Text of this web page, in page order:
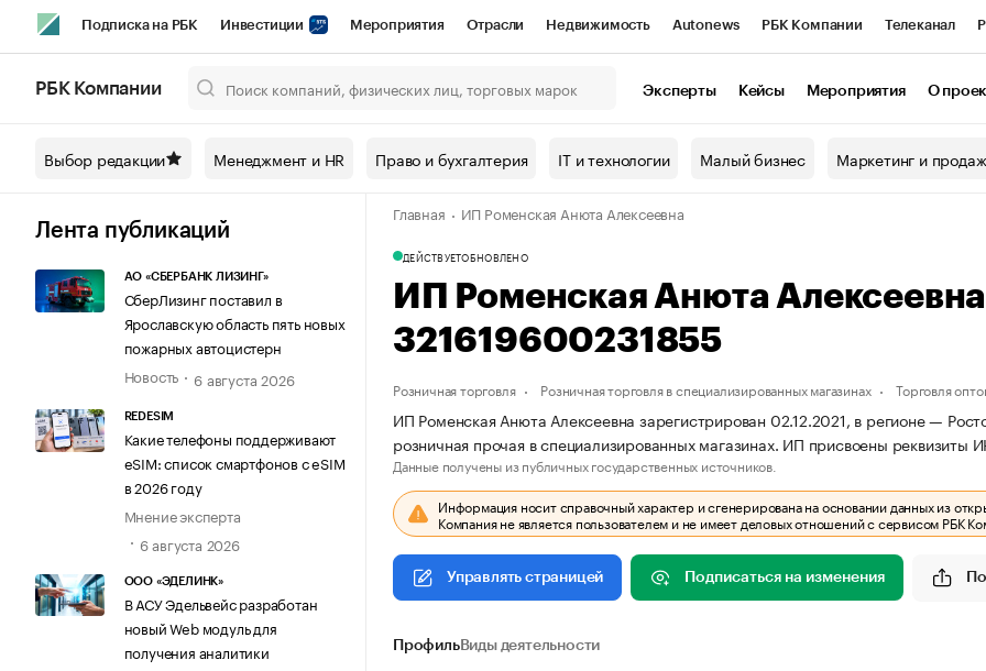
Подписка на РБК Инвестиции Мероприятия Отрасли Недвижимость Autonews РБК Компании Телеканал
Спецпроекты СПб Конференции СПб Спецпроекты Проверка контрагентов
Технологии и медиа Рынок наличной валюты
РБК Компании Эксперты Кейсы Мероприятия О
Выбор редакции Менеджмент и HR Право и бухгалтерия IT и технологии Малый бизнес Маркетинг и
Лента публикаций
АО «СБЕРБАНК ЛИЗИНГ»
СберЛизинг поставил в
Ярославскую область пять новых
пожарных автоцистерн
Новость
6 августа 2026
REDESIM
Какие телефоны поддерживают
eSIM: список смартфонов с eSIM
в 2026 году
Мнение эксперта
6 августа 2026
ООО «ЭДЕЛИНК»
В АСУ Эдельвейс разработан
новый Web модуль для
получения аналитики
Главная ИП Роменская Анюта Алексеевна
ДЕЙСТВУЕТОБНОВЛЕНО
ИП Роменская Анюта
321619600231855
Розничная торговля Розничная торговля в специализированных магазинах Торговля
ИП Роменская Анюта Алексеевна зарегистрирован 02.12.2021, в регионе —
розничная прочая в специализированных магазинах. ИП присвоены
Данные получены из публичных государственных источников.
Информация носит справочный характер и сгенерирована на основании данных из
Компания не является пользователем и не имеет деловых отношений с сервисом РБК
Управлять страницей Подписаться на изменения
ПрофильВиды деятельности